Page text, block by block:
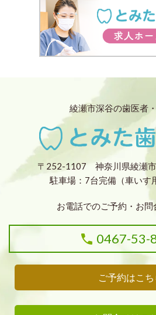
綾瀬市深谷の歯医者
〒252-1107 神奈川県綾瀬
駐車場：7台完備（車いす
お電話でのご予約・お問
0467-53-
ご予約はこち